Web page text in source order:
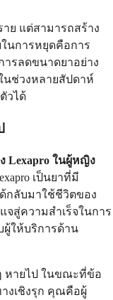
ย แต่สามารถสร้าง
นการหยุดคือการ
รลดขนาดยาอย่าง
ช่วงหลายสัปดาห์
วได้
Lexapro ในผู้หญิง
เป็นยาที่มี
กลับมาใช้ชีวิตของ
จสู่ความสำเร็จในการ
ผู้ให้บริการด้าน
หายไป ในขณะที่ข้อ
งเชิงรุก คุณคือผู้